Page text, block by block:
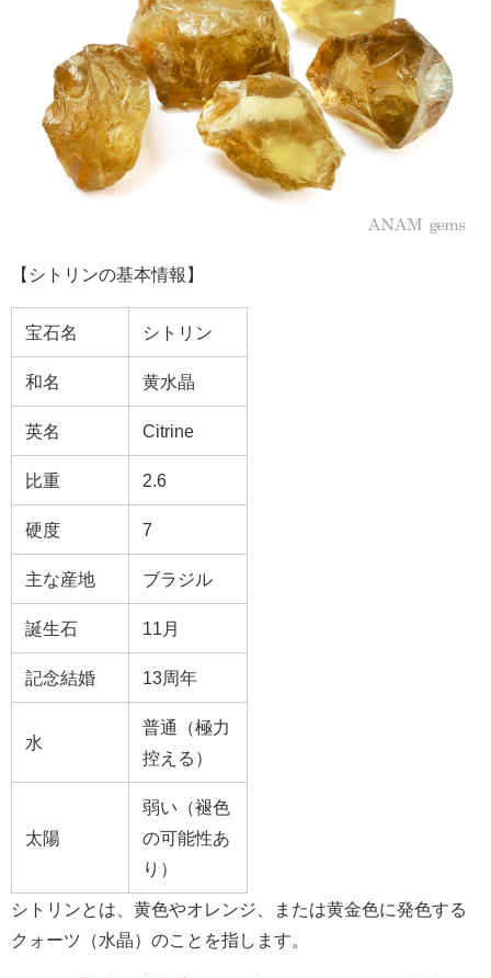
【シトリンの基本情報】
宝石名 シトリン
和名 黄水晶
英名 Citrine
比重 2.6
硬度 7
主な産地 ブラジル
誕生石 11月
記念結婚 13周年
水
普通（極力
控える）
太陽
弱い（褪色
の可能性あ
り）
シトリンとは、黄色やオレンジ、または黄金色に発色する
クォーツ（水晶）のことを指します。